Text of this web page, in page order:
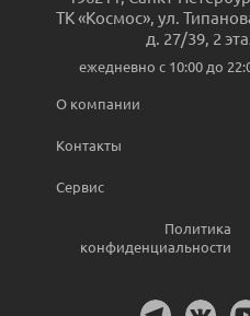
ТК «Космос», ул.
д. 27/39, 2
ежедневно c 10:00 до
О компании
Контакты
Сервис
Политика
конфиденциальности